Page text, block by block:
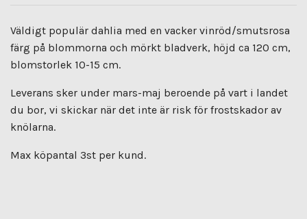
Väldigt populär dahlia med en vacker vinröd/smutsrosa
färg på blommorna och mörkt bladverk, höjd ca 120 cm,
blomstorlek 10-15 cm.
Leverans sker under mars-maj beroende på vart i landet
du bor, vi skickar när det inte är risk för frostskador av
knölarna.
Max köpantal 3st per kund.